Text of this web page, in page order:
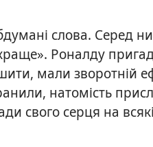
слова. Серед
Роналду
мали зворотній
натомість
свого серця на